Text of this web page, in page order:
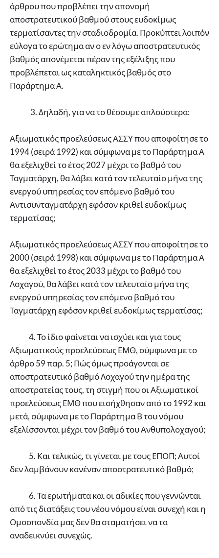
άρθρου που προβλέπει την απονομή
αποστρατευτικού βαθμού στους ευδοκίμως
τερματίσαντες την σταδιοδρομία. Προκύπτει λοιπόν
εύλογα το ερώτημα αν ο εν λόγω αποστρατευτικός
βαθμός απονέμεται πέραν της εξέλιξης που
προβλέπεται ως καταληκτικός βαθμός στο
Παράρτημα Α.
3. Δηλαδή, για να το θέσουμε απλούστερα:
Αξιωματικός προελεύσεως ΑΣΣΥ που αποφοίτησε το
1994 (σειρά 1992) και σύμφωνα με το Παράρτημα Α
θα εξελιχθεί το έτος 2027 μέχρι το βαθμό του
Ταγματάρχη, θα λάβει κατά τον τελευταίο μήνα της
ενεργού υπηρεσίας τον επόμενο βαθμό του
Αντισυνταγματάρχη εφόσον κριθεί ευδοκίμως
τερματίσας;
Αξιωματικός προελεύσεως ΑΣΣΥ που αποφοίτησε το
2000 (σειρά 1998) και σύμφωνα με το Παράρτημα Α
θα εξελιχθεί το έτος 2033 μέχρι το βαθμό του
Λοχαγού, θα λάβει κατά τον τελευταίο μήνα της
ενεργού υπηρεσίας τον επόμενο βαθμό του
Ταγματάρχη εφόσον κριθεί ευδοκίμως τερματίσας;
4. Το ίδιο φαίνεται να ισχύει και για τους
Αξιωματικούς προελεύσεως ΕΜΘ, σύμφωνα με το
άρθρο 59 παρ. 5; Πώς όμως προάγονται σε
αποστρατευτικό βαθμό Λοχαγού την ημέρα της
αποστρατείας τους, τη στιγμή που οι Αξιωματικοί
προελεύσεως ΕΜΘ που εισήχθησαν από το 1992 και
μετά, σύμφωνα με το Παράρτημα Β του νόμου
εξελίσσονται μέχρι τον βαθμό του Ανθυπολοχαγού;
5. Και τελικώς, τι γίνεται με τους ΕΠΟΠ; Αυτοί
δεν λαμβάνουν κανέναν αποστρατευτικό βαθμό;
6. Τα ερωτήματα και οι αδικίες που γεννώνται
από τις διατάξεις του νέου νόμου είναι συνεχή και η
Ομοσπονδία μας δεν θα σταματήσει να τα
αναδεικνύει συνεχώς.